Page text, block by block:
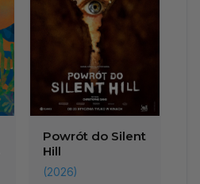
Powrót do Silent
Hill
(2026)